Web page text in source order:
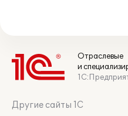
Отраслевые
и
Другие сайты 1С